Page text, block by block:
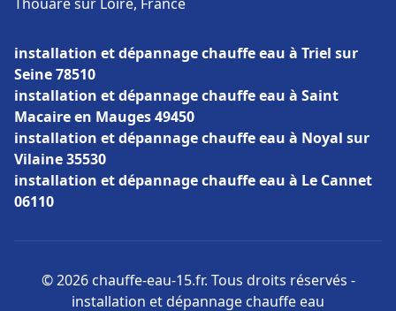
installation et dépannage chauffe eau à Triel sur
Seine 78510
installation et dépannage chauffe eau à Saint
Macaire en Mauges 49450
installation et dépannage chauffe eau à Noyal sur
Vilaine 35530
installation et dépannage chauffe eau à Le Cannet
06110
© 2026 chauffe-eau-15.fr. Tous droits réservés -
installation et dépannage chauffe eau